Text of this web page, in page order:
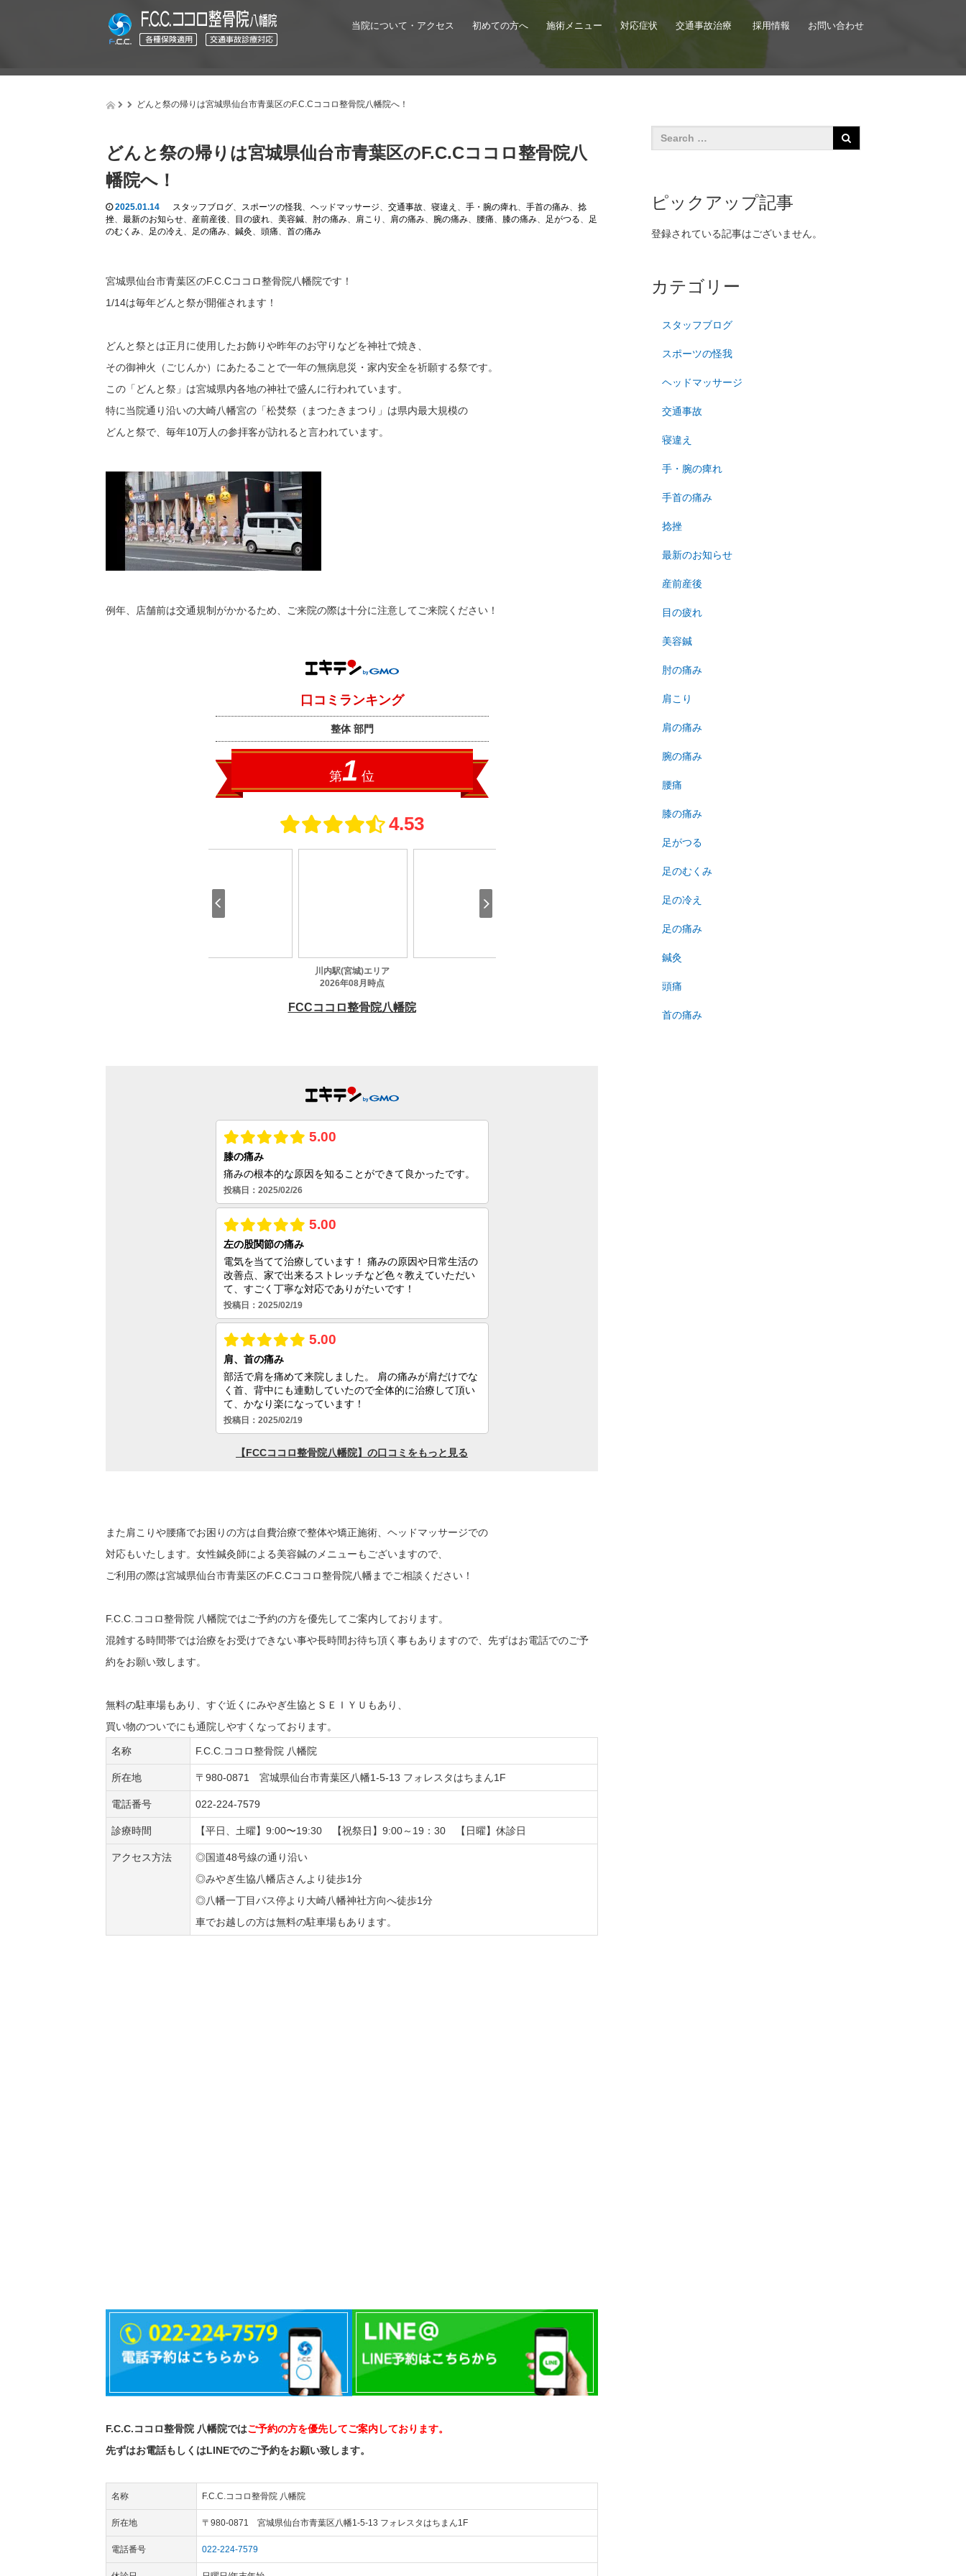
当院について・アクセス 初めての方へ 施術メニュー 対応症状 交通事故治療 採用情報 お問い合わせ
どんと祭の帰りは宮城県仙台市青葉区のF.C.Cココロ整骨院八幡院へ！
どんと祭の帰りは宮城県仙台市青葉区のF.C.Cココロ整骨院八
幡院へ！
2025.01.14 スタッフブログ、 スポーツの怪我、 ヘッドマッサージ、 交通事故、 寝違え 、 手・腕の痺れ、 手首の痛み、 捻
挫、 最新のお知らせ、 産前産後、 目の疲れ、 美容鍼、 肘の痛み、 肩こり 、 肩の痛み、 腕の痛み、 腰痛、 膝の痛み、 足がつる、 足
のむくみ、 足の冷え 、 足の痛み、 鍼灸、 頭痛、 首の痛み
宮城県仙台市青葉区のF.C.Cココロ整骨院八幡院です！
1/14は毎年どんと祭が開催されます！
どんと祭とは正月に使用したお飾りや昨年のお守りなどを神社で焼き、
その御神火（ごじんか）にあたることで一年の無病息災・家内安全を祈願する祭です。
この「どんと祭」は宮城県内各地の神社で盛んに行われています。
特に当院通り沿いの大崎八幡宮の「松焚祭（まつたきまつり」は県内最大規模の
どんと祭で、毎年10万人の参拝客が訪れると言われています。
例年、店舗前は交通規制がかかるため、ご来院の際は十分に注意してご来院ください！
また肩こりや腰痛でお困りの方は自費治療で整体や矯正施術、ヘッドマッサージでの
対応もいたします。女性鍼灸師による美容鍼のメニューもございますので、
ご利用の際は宮城県仙台市青葉区のF.C.Cココロ整骨院八幡までご相談ください！
F.C.C.ココロ整骨院 八幡院ではご予約の方を優先してご案内しております。
混雑する時間帯では治療をお受けできない事や長時間お待ち頂く事もありますので、先ずはお電話でのご予
約をお願い致します。
無料の駐車場もあり、すぐ近くにみやぎ生協とＳＥＩＹＵもあり、
買い物のついでにも通院しやすくなっております。
名称 F.C.C.ココロ整骨院 八幡院
所在地 〒980-0871 宮城県仙台市青葉区八幡1-5-13 フォレスタはちまん1F
電話番号 022-224-7579
診療時間 【平日、土曜】9:00〜19:30 【祝祭日】9:00～19：30 【日曜】休診日
アクセス方法
◎国道48号線の通り沿い
◎みやぎ生協八幡店さんより徒歩1分
◎八幡一丁目バス停より大崎八幡神社方向へ徒歩1分
車でお越しの方は無料の駐車場もあります。
F.C.C.ココロ整骨院 八幡院ではご予約の方を優先してご案内しております。
先ずはお電話もしくはLINEでのご予約をお願い致します。
名称 F.C.C.ココロ整骨院 八幡院
所在地 〒980-0871 宮城県仙台市青葉区八幡1-5-13 フォレスタはちまん1F
電話番号 022-224-7579
ピックアップ記事
登録されている記事はございません。
カテゴリー
スタッフブログ
スポーツの怪我
ヘッドマッサージ
交通事故
寝違え
手・腕の痺れ
手首の痛み
捻挫
最新のお知らせ
産前産後
目の疲れ
美容鍼
肘の痛み
肩こり
肩の痛み
腕の痛み
腰痛
膝の痛み
足がつる
足のむくみ
足の冷え
足の痛み
鍼灸
頭痛
首の痛み